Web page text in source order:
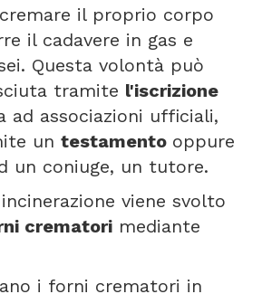
il proprio corpo
il cadavere in gas e
Questa volontà può
tramite l'iscrizione
ad associazioni ufficiali,
un testamento oppure
un coniuge, un tutore.
viene svolto
crematori mediante
i forni crematori in